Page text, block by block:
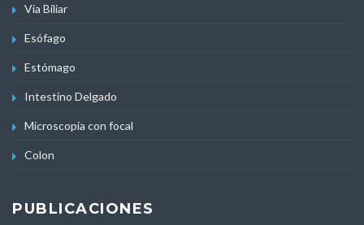
Via Biliar
Esófago
Estómago
Intestino Delgado
Microscopía con focal
Colon
PUBLICACIONES